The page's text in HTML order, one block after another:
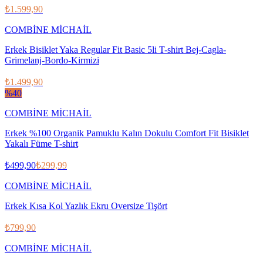
₺1.599,90
COMBİNE MİCHAİL
Erkek Bisiklet Yaka Regular Fit Basic 5li T-shirt Bej-Cagla-
Grimelanj-Bordo-Kirmizi
₺1.499,90
%40
COMBİNE MİCHAİL
Erkek %100 Organik Pamuklu Kalın Dokulu Comfort Fit Bisiklet
Yakalı Füme T-shirt
₺499,90₺299,99
COMBİNE MİCHAİL
Erkek Kısa Kol Yazlık Ekru Oversize Tişört
₺799,90
COMBİNE MİCHAİL